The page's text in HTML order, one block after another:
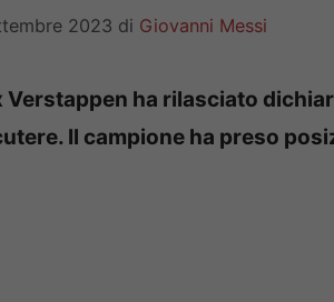
2023 di Giovanni Messi
Verstappen ha rilasciato
Il campione ha preso